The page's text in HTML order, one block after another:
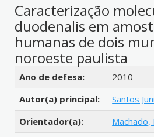
Caracterização
duodenalis em
humanas de dois
noroeste paulista
Detalhes bibliográficos
Ano de defesa:
2010
Autor(a) principal:
Santos
Orientador(a):
Machado,